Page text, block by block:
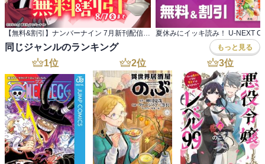
【無料&割引】ナンバーナイン 7月新刊配信フェア 女性マンガ特集
同じジャンルのランキング もっと見る
1位 2位 3位